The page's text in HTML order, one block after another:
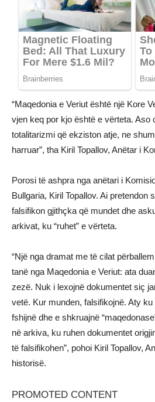
“Maqedonia e Veriut është një Kore
vjen keq por kjo është e vërteta. Aso
totalitarizmi që ekziston atje, ne
harruar”, tha Kiril Topallov, Anëtar i
Porosi të ashpra nga anëtari i
Bullgaria, Kiril Topallov. Ai pretendon
falsifikon gjithçka që mundet dhe
arkivat, ku “ruhet” e vërteta.
“Një nga dramat me të cilat
tanë nga Maqedonia e Veriut: ata
zezë. Nuk i lexojnë dokumentet siç
vetë. Kur munden, falsifikojnë. Aty ku
fshijnë dhe e shkruajnë
në arkiva, ku ruhen dokumentet
të falsifikohen”, pohoi Kiril Topallov,
historisë.